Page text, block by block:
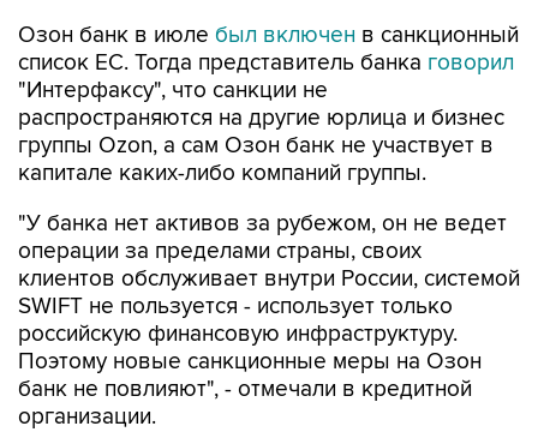
Озон банк в июле был включен в санкционный
список ЕС. Тогда представитель банка говорил
"Интерфаксу", что санкции не
распространяются на другие юрлица и бизнес
группы Ozon, а сам Озон банк не участвует в
капитале каких-либо компаний группы.
"У банка нет активов за рубежом, он не ведет
операции за пределами страны, своих
клиентов обслуживает внутри России, системой
SWIFT не пользуется - использует только
российскую финансовую инфраструктуру.
Поэтому новые санкционные меры на Озон
банк не повлияют", - отмечали в кредитной
организации.